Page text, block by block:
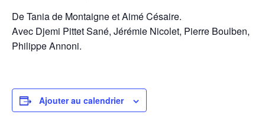
De Tania de Montaigne et Aimé Césaire.
Avec Djemi Pittet Sané, Jérémie Nicolet, Pierre Boulben,
Philippe Annoni.
Ajouter au calendrier